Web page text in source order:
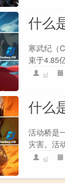
什么
寒武纪（
束于4.85
sl
什么
活动桥是
灾害。活
sl